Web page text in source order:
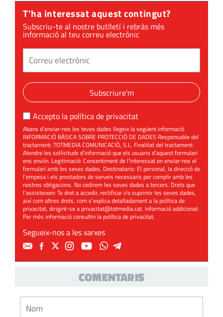
T'ha interessat aquest contingut?
Subscriu-te al nostre butlletí i rebràs més
informació al teu correu electrònic
Subscriure'm
Accepto la política de privacitat
Abans d’enviar-nos les teves dades llegeix la següent informació
INFORMACIÓ BÀSICA SOBRE PROTECCIÓ DE DADES Responsable del
tractament: TOTMEDIA COMUNICACIÓ, S.L. Finalitat del tractament:
Atendre les sol·licituds d’informació que els usuaris d’aquest formulari
ens enviïn. Legitimació: Consentiment de l’interessat en enviar-nos el
formulari amb les seves dades. Destinataris: El personal, la direcció de
l’empesa i els prestadors de serveis necessaris per complir amb les
nostres obligacions. No cedirem les seves dades a tercers. Drets que
l’assisteixen: Te dret a accedir, rectificar i/o suprimir les seves dades,
així com altres drets, com s’explica detalladament a la política de
privacitat, dirigint-se aprivacitat@totmedia.cat. Informació addicional:
Per més informació consultin lapolítica de privacitat.
Segueix-nos a les xarxes
COMENTARIS